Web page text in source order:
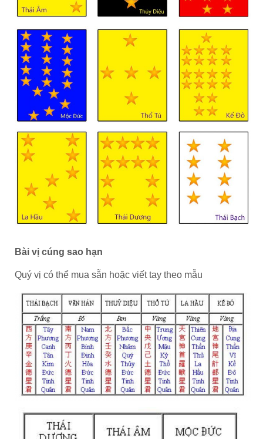
Bài vị cúng sao hạn
Quý vị có thể mua sẵn hoặc viết tay theo mẫu